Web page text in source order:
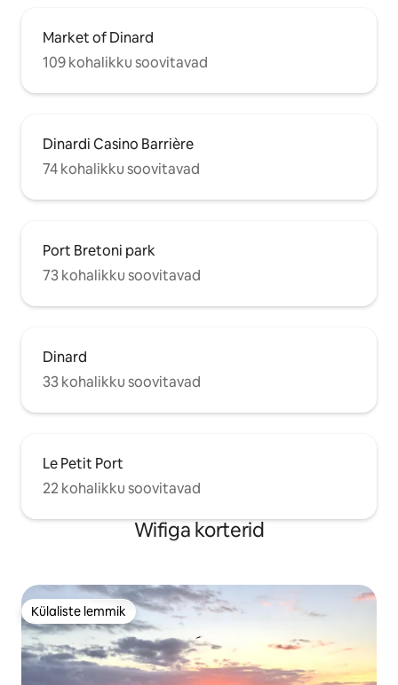
Market of Dinard
109 kohalikku soovitavad
Dinardi Casino Barrière
74 kohalikku soovitavad
Port Bretoni park
73 kohalikku soovitavad
Dinard
33 kohalikku soovitavad
Le Petit Port
22 kohalikku soovitavad
Wifiga korterid
Külaliste lemmik
Külaliste lemmik